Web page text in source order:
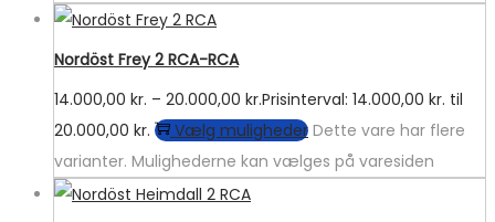
Nordöst Frey 2 RCA-RCA
14.000,00 kr. – 20.000,00 kr.Prisinterval: 14.000,00 kr. til
20.000,00 kr.
Vælg muligheder Dette vare har flere
varianter. Mulighederne kan vælges på varesiden